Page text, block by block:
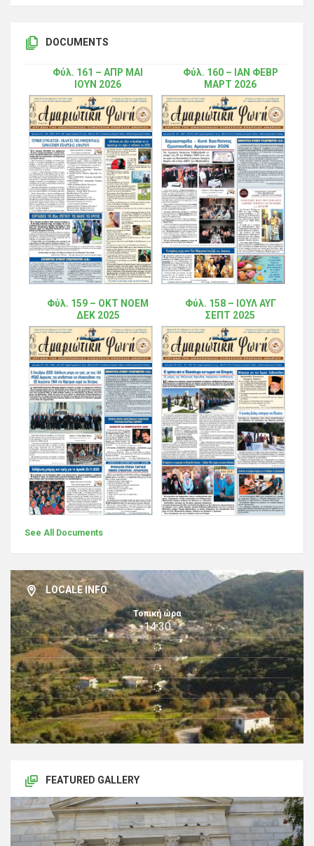
DOCUMENTS
Φύλ. 161 – ΑΠΡ ΜΑΙ
ΙΟΥΝ 2026
Φύλ. 160 – ΙΑΝ ΦΕΒΡ
ΜΑΡΤ 2026
Φύλ. 159 – ΟΚΤ ΝΟΕΜ
ΔΕΚ 2025
Φύλ. 158 – ΙΟΥΛ ΑΥΓ
ΣΕΠΤ 2025
See All Documents
LOCALE INFO
Τοπική ώρα
14:30
FEATURED GALLERY